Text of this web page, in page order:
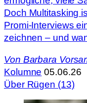
Doch Multitasking
Promi-Interviews
zeichnen – und
Von Barbara
Kolumne 05.06.26
Über Rügen (13)